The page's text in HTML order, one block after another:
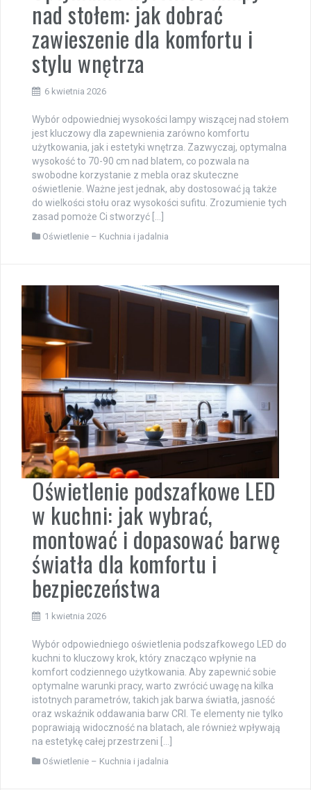
nad stołem: jak dobrać
zawieszenie dla komfortu i
stylu wnętrza
6 kwietnia 2026
Wybór odpowiedniej wysokości lampy wiszącej nad stołem
jest kluczowy dla zapewnienia zarówno komfortu
użytkowania, jak i estetyki wnętrza. Zazwyczaj, optymalna
wysokość to 70-90 cm nad blatem, co pozwala na
swobodne korzystanie z mebla oraz skuteczne
oświetlenie. Ważne jest jednak, aby dostosować ją także
do wielkości stołu oraz wysokości sufitu. Zrozumienie tych
zasad pomoże Ci stworzyć […]
Oświetlenie – Kuchnia i jadalnia
Oświetlenie podszafkowe LED
w kuchni: jak wybrać,
montować i dopasować barwę
światła dla komfortu i
bezpieczeństwa
1 kwietnia 2026
Wybór odpowiedniego oświetlenia podszafkowego LED do
kuchni to kluczowy krok, który znacząco wpłynie na
komfort codziennego użytkowania. Aby zapewnić sobie
optymalne warunki pracy, warto zwrócić uwagę na kilka
istotnych parametrów, takich jak barwa światła, jasność
oraz wskaźnik oddawania barw CRI. Te elementy nie tylko
poprawiają widoczność na blatach, ale również wpływają
na estetykę całej przestrzeni […]
Oświetlenie – Kuchnia i jadalnia